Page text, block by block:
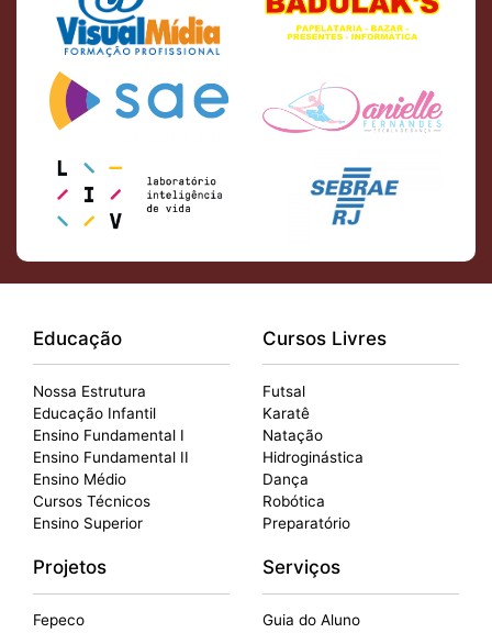
Educação
Nossa Estrutura
Educação Infantil
Ensino Fundamental I
Ensino Fundamental II
Ensino Médio
Cursos Técnicos
Ensino Superior
Cursos Livres
Futsal
Karatê
Natação
Hidroginástica
Dança
Robótica
Preparatório
Projetos
Fepeco
Serviços
Guia do Aluno